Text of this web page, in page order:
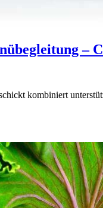
–
kombiniert